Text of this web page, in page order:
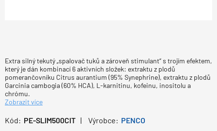
Extra silný tekutý „spalovač tuků a zároveň stimulant“ s trojím efektem,
který je dán kombinací 6 aktivních složek: extraktu z plodů
pomerančovníku Citrus aurantium (95% Synephrine), extraktu z plodů
Garcinia cambogia (60% HCA), L-karnitinu, kofeinu, inositolu a
chrómu.
Zobrazit více
Kód: PE-SLIM500CIT Výrobce: PENCO